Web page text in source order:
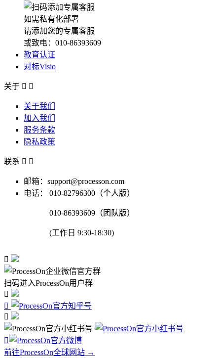
如需私有化部署
请添加您的专属客服
或致电：010-86393609
教育认证
对标Visio
关于  
关于我们
加入我们
服务条款
隐私政策
联系  
邮箱：support@processon.com
电话：
010-82796300（个人版）
010-86393609（团队版）
(工作日 9:30-18:30)

扫码进入ProcessOn用户群




前往ProcessOn全球网站 →